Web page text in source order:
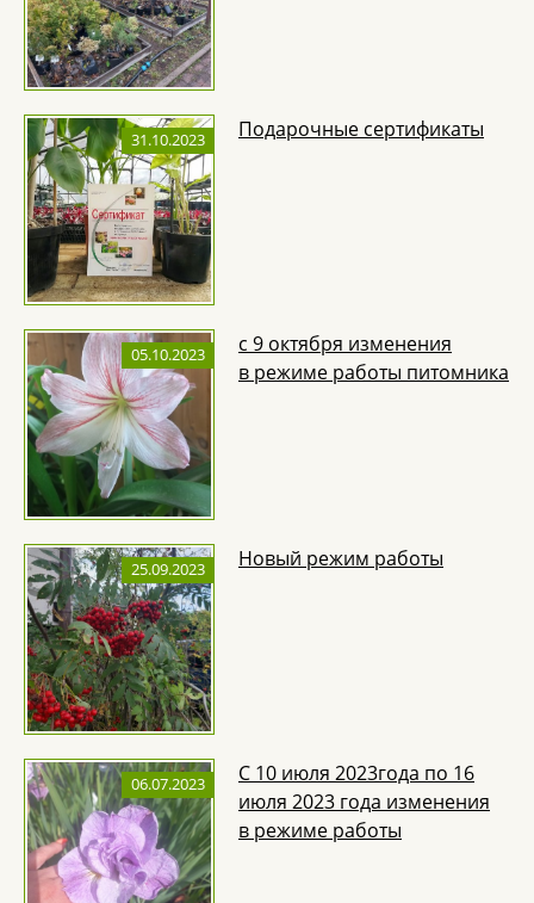
31.10.2023 Подарочные сертификаты
05.10.2023
с 9 октября изменения
в режиме работы питомника
25.09.2023 Новый режим работы
06.07.2023
С 10 июля 2023года по 16
июля 2023 года изменения
в режиме работы